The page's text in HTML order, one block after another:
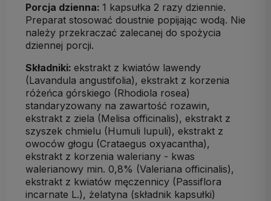
Porcja dzienna: 1 kapsułka 2 razy dziennie.
Preparat stosować doustnie popijając wodą. Nie
należy przekraczać zalecanej do spożycia
dziennej porcji.
Składniki: ekstrakt z kwiatów lawendy
(Lavandula angustifolia), ekstrakt z korzenia
różeńca górskiego (Rhodiola rosea)
standaryzowany na zawartość rozawin,
ekstrakt z ziela (Melisa officinalis), ekstrakt z
szyszek chmielu (Humuli lupuli), ekstrakt z
owoców głogu (Crataegus oxyacantha),
ekstrakt z korzenia waleriany - kwas
walerianowy min. 0,8% (Valeriana officinalis),
ekstrakt z kwiatów męczennicy (Passiflora
incarnate L.), żelatyna (składnik kapsułki)